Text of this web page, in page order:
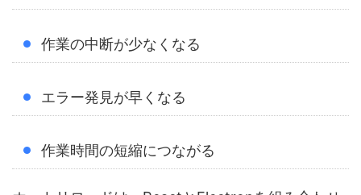
作業の中断が少なくなる
エラー発見が早くなる
作業時間の短縮につながる